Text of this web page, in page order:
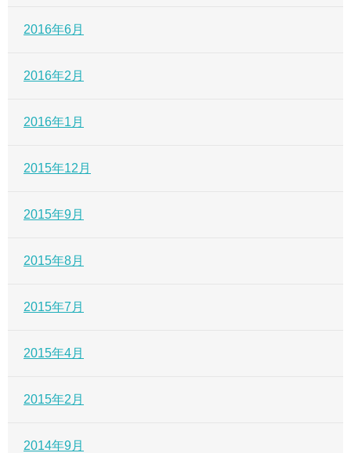
2016年6月
2016年2月
2016年1月
2015年12月
2015年9月
2015年8月
2015年7月
2015年4月
2015年2月
2014年9月